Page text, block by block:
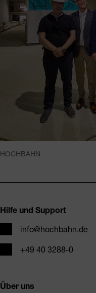
HOCHBAHN
Hilfe und Support
E-Mailinfo@hochbahn.de
Telefon+49 40 3288-0
Über uns